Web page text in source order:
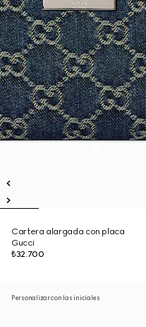
Cartera alargada con placa
Gucci
₺32.700
Personalizar con las iniciales